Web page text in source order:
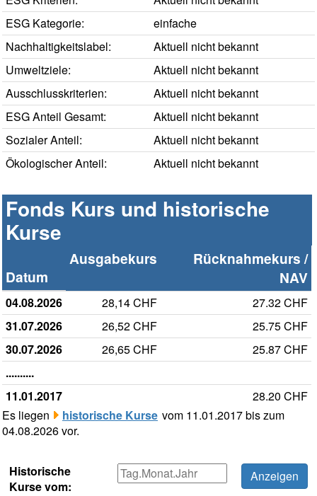
ESG Kategorie:
einfache
Nachhaltigkeitslabel:
Aktuell nicht bekannt
Umweltziele:
Aktuell nicht bekannt
Ausschlusskriterien:
Aktuell nicht bekannt
ESG Anteil Gesamt:
Aktuell nicht bekannt
Sozialer Anteil:
Aktuell nicht bekannt
Ökologischer Anteil:
Aktuell nicht bekannt
Fonds Kurs und historische
Kurse
Datum
Ausgabekurs
Rücknahmekurs /
NAV
04.08.2026 28,14 CHF
27.32 CHF
31.07.2026
26,52 CHF
25.75 CHF
30.07.2026
26,65 CHF
25.87 CHF
..........
11.01.2017
28.20 CHF
Es liegen
historische Kurse vom 11.01.2017 bis zum
04.08.2026 vor.
Historische
Kurse vom: